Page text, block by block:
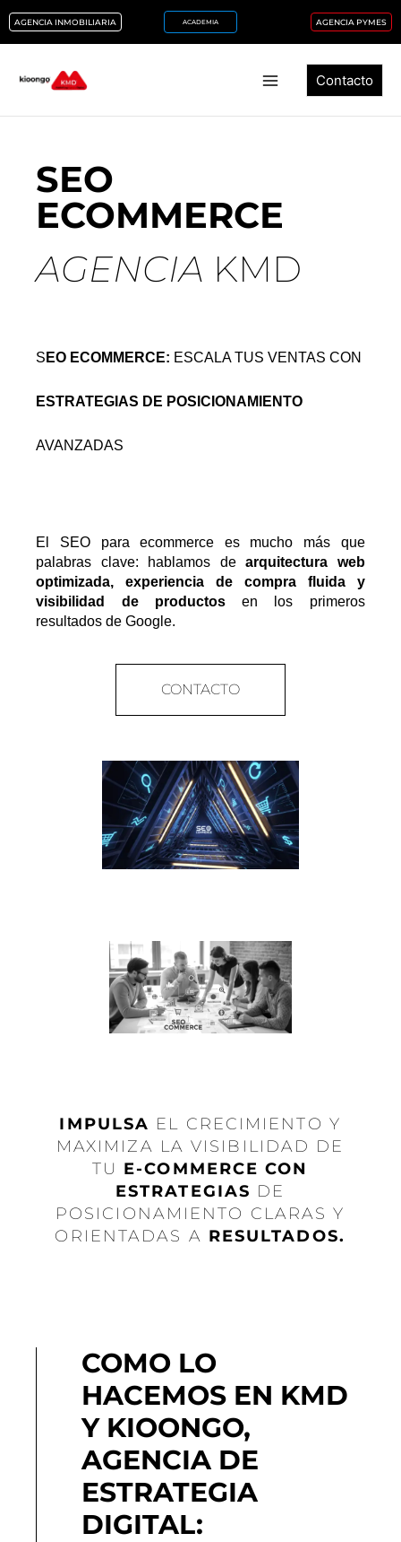
AGENCIA INMOBILIARIA ACADEMIA AGENCIA PYMES
Contacto
SEO
ECOMMERCE
AGENCIA KMD
S EO ECOMMERCE: ESCALA TUS VENTAS CON
ESTRATEGIAS DE POSICIONAMIENTO
AVANZADAS
El SEO para ecommerce es mucho más que
palabras clave: hablamos de arquitectura web
optimizada, experiencia de compra fluida y
visibilidad de productos en los primeros
resultados de Google.
CONTACTO
IMPULSA EL CRECIMIENTO Y
MAXIMIZA LA VISIBILIDAD DE
TU E-COMMERCE CON
ESTRATEGIAS DE
POSICIONAMIENTO CLARAS Y
ORIENTADAS A RESULTADOS.
COMO LO
HACEMOS EN KMD
Y KIOONGO,
AGENCIA DE
ESTRATEGIA
DIGITAL: